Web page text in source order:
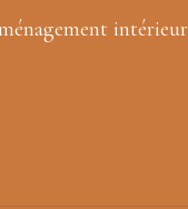
intérieur